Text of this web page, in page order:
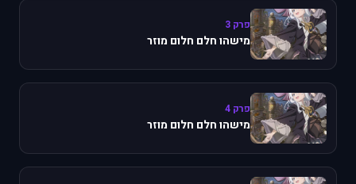
פרק 3
מישהו חלם חלום מוזר
פרק 4
מישהו חלם חלום מוזר